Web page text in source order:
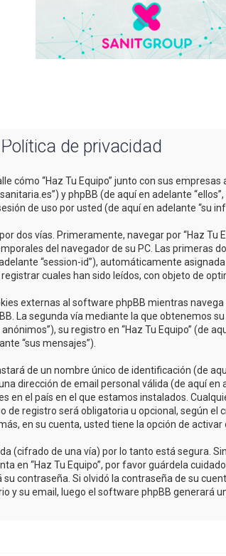
de privacidad
cómo “Haz Tu Equipo” junto con sus empresas
y phpBB (de aquí en adelante
de uso por usted (de aquí en adelante “su
dos vías. Primeramente, navegar por “Haz
del navegador de su PC. Las primeras
“session-id”), automáticamente
cuales han sido leídos, con objeto de
externas al software phpBB mientras
La segunda vía mediante la que obtenemos
su registro en “Haz Tu Equipo” (de
“sus mensajes”).
de un nombre único de identificación (de
dirección de email personal válida (de aquí
en el país en el que estamos instalados.
de registro será obligatoria u opcional, según
en su cuenta, usted tiene la opción de
(cifrado de una vía) por lo tanto está segura.
en “Haz Tu Equipo”, por favor guárdela
contraseña. Si olvidó la contraseña de su
y su email, luego el software phpBB generará